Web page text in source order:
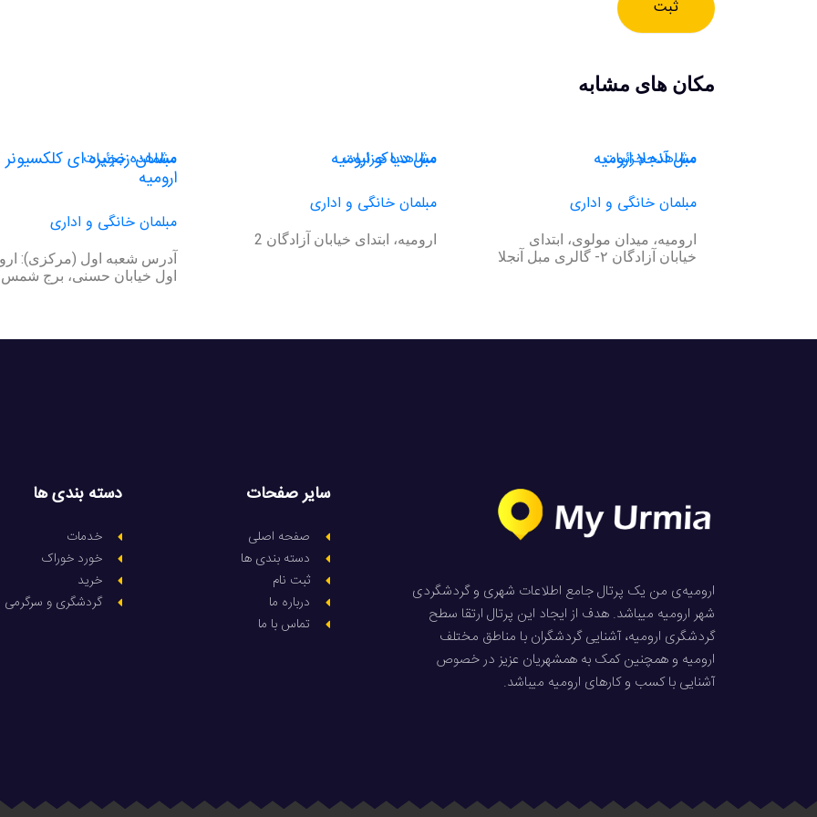
ثبت
مکان های مشابه
مبل آنجلا ارومیه
مبلمان خانگی و اداری
ارومیه، میدان مولوی، ابتدای
خیابان آزادگان ۲- گالری مبل آنجلا
مشاهده جزئیات مبل دیاکو ارومیه
مبلمان خانگی و اداری
ارومیه، ابتدای خیابان آزادگان 2
مشاهده جزئیات مبلمان زنجیره ای کلکسیونر
ارومیه
مبلمان خانگی و اداری
آدرس شعبه اول (مرکزی):
اول خیابان حسنی، برج شمس
مشاهده جزئیات
ارومیه‌ی من یک پرتال جامع اطلاعات شهری و گردشگردی
شهر ارومیه میباشد. هدف از ایجاد این پرتال ارتقا سطح
گردشگری ارومیه، آشنایی گردشگران با مناطق مختلف
ارومیه و همچنین کمک به همشهریان عزیز در خصوص
آشنایی با کسب و کارهای ارومیه میباشد.
سایر صفحات
صفحه اصلی
دسته بندی ها
ثبت نام
درباره ما
تماس با ما
دسته بندی ها
خدمات
خورد خوراک
خرید
گردشگری و سرگرمی